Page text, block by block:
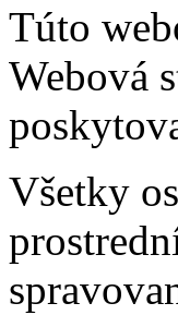
Túto
Webová
Všetky